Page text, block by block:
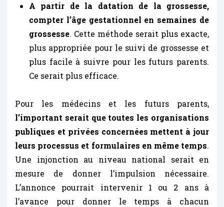
A partir de la datation de la grossesse,
compter l’âge gestationnel en semaines de
grossesse. Cette méthode serait plus exacte,
plus appropriée pour le suivi de grossesse et
plus facile à suivre pour les futurs parents.
Ce serait plus efficace.
Pour les médecins et les futurs parents,
l’important serait que toutes les organisations
publiques et privées concernées mettent à jour
leurs processus et formulaires en même temps.
Une injonction au niveau national serait en
mesure de donner l’impulsion nécessaire.
L’annonce pourrait intervenir 1 ou 2 ans à
l’avance pour donner le temps à chacun